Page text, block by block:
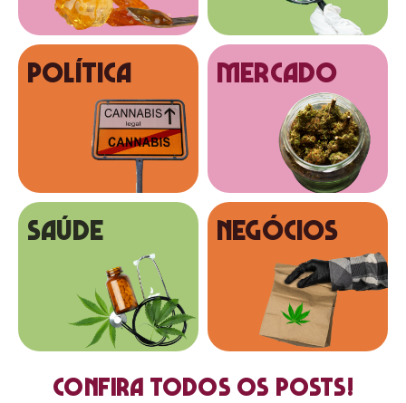
Política MERCADO
SAÚDE NEGÓCIOS
Confira todos os posts!